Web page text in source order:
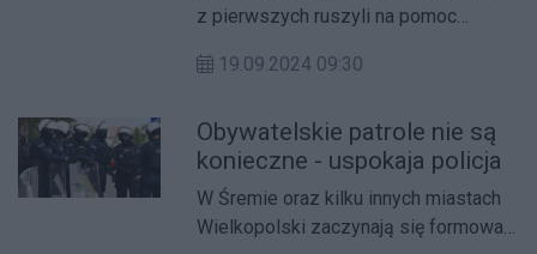
z pierwszych ruszyli na pomoc
działania?
19.09.2024 09:30
Obywatelskie patrole nie są
konieczne - uspokaja policja
W Śremie oraz kilku innych miastach
Wielkopolski zaczynają się formować